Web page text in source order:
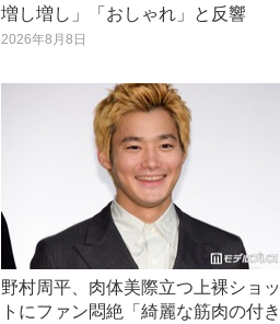
増し増し」「おしゃれ」と反響
2026年8月8日
野村周平、肉体美際立つ上裸ショッ
トにファン悶絶「綺麗な筋肉の付き